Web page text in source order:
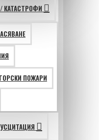
КАТАСТРОФИ
ПОЖАРИ